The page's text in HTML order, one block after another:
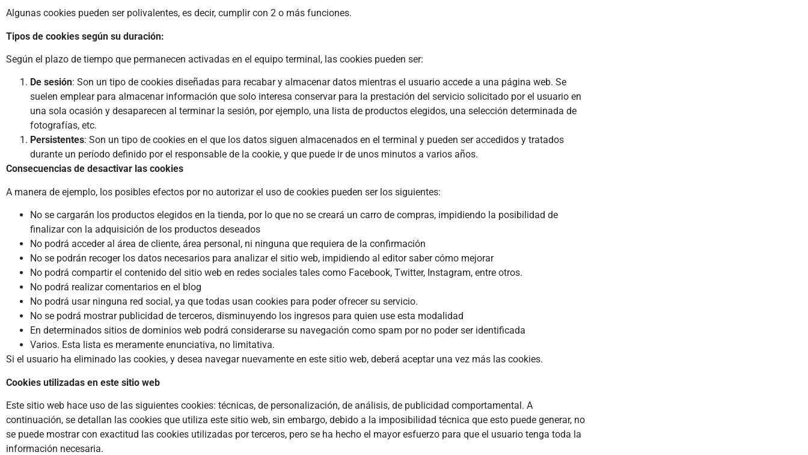
Algunas cookies pueden ser polivalentes, es decir, cumplir con 2 o más funciones.
Tipos de cookies según su duración:
Según el plazo de tiempo que permanecen activadas en el equipo terminal, las cookies pueden ser:
De sesión: Son un tipo de cookies diseñadas para recabar y almacenar datos mientras el usuario accede a una página web. Se
suelen emplear para almacenar información que solo interesa conservar para la prestación del servicio solicitado por el usuario en
una sola ocasión y desaparecen al terminar la sesión, por ejemplo, una lista de productos elegidos, una selección determinada de
fotografías, etc.
Persistentes: Son un tipo de cookies en el que los datos siguen almacenados en el terminal y pueden ser accedidos y tratados
durante un período definido por el responsable de la cookie, y que puede ir de unos minutos a varios años.
Consecuencias de desactivar las cookies
A manera de ejemplo, los posibles efectos por no autorizar el uso de cookies pueden ser los siguientes:
No se cargarán los productos elegidos en la tienda, por lo que no se creará un carro de compras, impidiendo la posibilidad de
finalizar con la adquisición de los productos deseados
No podrá acceder al área de cliente, área personal, ni ninguna que requiera de la confirmación
No se podrán recoger los datos necesarios para analizar el sitio web, impidiendo al editor saber cómo mejorar
No podrá compartir el contenido del sitio web en redes sociales tales como Facebook, Twitter, Instagram, entre otros.
No podrá realizar comentarios en el blog
No podrá usar ninguna red social, ya que todas usan cookies para poder ofrecer su servicio.
No se podrá mostrar publicidad de terceros, disminuyendo los ingresos para quien use esta modalidad
En determinados sitios de dominios web podrá considerarse su navegación como spam por no poder ser identificada
Varios. Esta lista es meramente enunciativa, no limitativa.
Si el usuario ha eliminado las cookies, y desea navegar nuevamente en este sitio web, deberá aceptar una vez más las cookies.
Cookies utilizadas en este sitio web
Este sitio web hace uso de las siguientes cookies: técnicas, de personalización, de análisis, de publicidad comportamental. A
continuación, se detallan las cookies que utiliza este sitio web, sin embargo, debido a la imposibilidad técnica que esto puede generar, no
se puede mostrar con exactitud las cookies utilizadas por terceros, pero se ha hecho el mayor esfuerzo para que el usuario tenga toda la
información necesaria.